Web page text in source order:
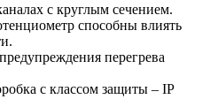
с круглым сечением.
способны влиять
перегрева
с классом защиты – IP